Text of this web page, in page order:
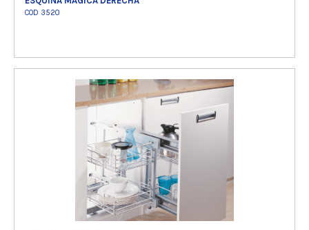
COD 3520
Ver producto